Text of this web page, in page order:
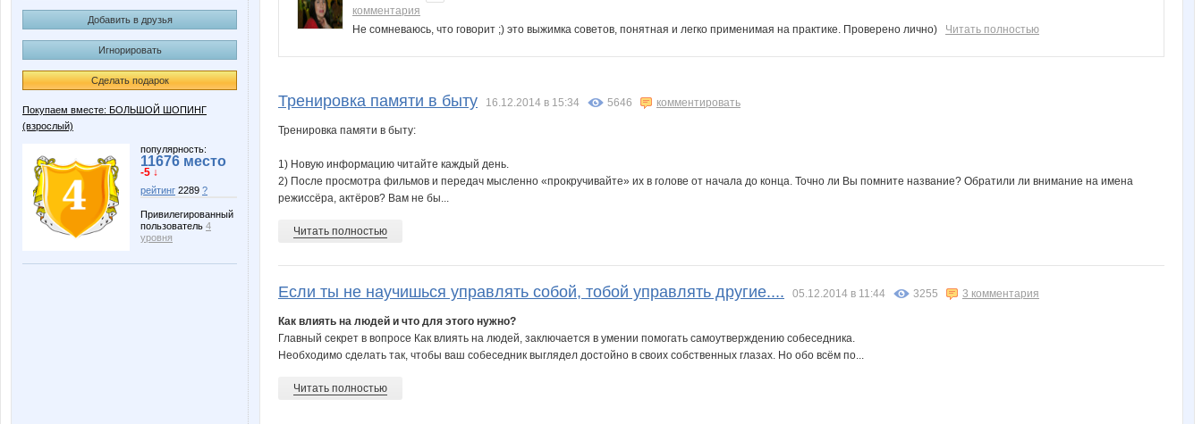
Добавить в друзья
Игнорировать
Сделать подарок
Покупаем вместе: БОЛЬШОЙ ШОПИНГ
(взрослый)
популярность:
11676 место
-5 ↓
рейтинг 2289 ?
Привилегированный
пользователь 4
уровня
комментария
Не сомневаюсь, что говорит ;) это выжимка советов, понятная и легко применимая на практике. Проверено лично) Читать полностью
Тренировка памяти в быту 16.12.2014 в 15:34 5646 комментировать
Тренировка памяти в быту:
1) Новую информацию читайте каждый день.
2) После просмотра фильмов и передач мысленно «прокручивайте» их в голове от начала до конца. Точно ли Вы помните название? Обратили ли внимание на имена
режиссёра, актёров? Вам не бы...
Читать полностью
Если ты не научишься управлять собой, тобой управлять другие.... 05.12.2014 в 11:44 3255 3 комментария
Как влиять на людей и что для этого нужно?
Главный секрет в вопросе Как влиять на людей, заключается в умении помогать самоутверждению собеседника.
Необходимо сделать так, чтобы ваш собеседник выглядел достойно в своих собственных глазах. Но обо всём по...
Читать полностью